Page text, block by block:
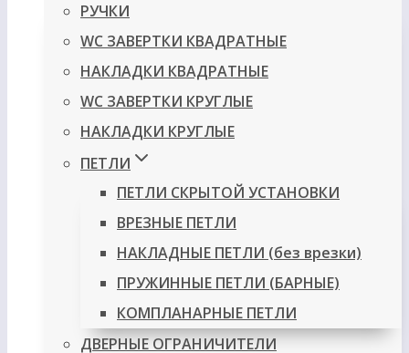
РУЧКИ
WC ЗАВЕРТКИ КВАДРАТНЫЕ
НАКЛАДКИ КВАДРАТНЫЕ
WC ЗАВЕРТКИ КРУГЛЫЕ
НАКЛАДКИ КРУГЛЫЕ
ПЕТЛИ
ПЕТЛИ СКРЫТОЙ УСТАНОВКИ
ВРЕЗНЫЕ ПЕТЛИ
НАКЛАДНЫЕ ПЕТЛИ (без врезки)
ПРУЖИННЫЕ ПЕТЛИ (БАРНЫЕ)
КОМПЛАНАРНЫЕ ПЕТЛИ
ДВЕРНЫЕ ОГРАНИЧИТЕЛИ